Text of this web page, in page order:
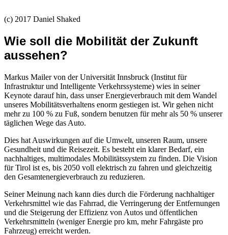
(c) 2017 Daniel Shaked
Wie soll die Mobilität der Zukunft
aussehen?
Markus Mailer von der Universität Innsbruck (Institut für
Infrastruktur und Intelligente Verkehrssysteme) wies in seiner
Keynote darauf hin, dass unser Energieverbrauch mit dem Wandel
unseres Mobilitätsverhaltens enorm gestiegen ist. Wir gehen nicht
mehr zu 100 % zu Fuß, sondern benutzen für mehr als 50 % unserer
täglichen Wege das Auto.
Dies hat Auswirkungen auf die Umwelt, unseren Raum, unsere
Gesundheit und die Reisezeit. Es besteht ein klarer Bedarf, ein
nachhaltiges, multimodales Mobilitätssystem zu finden. Die Vision
für Tirol ist es, bis 2050 voll elektrisch zu fahren und gleichzeitig
den Gesamtenergieverbrauch zu reduzieren.
Seiner Meinung nach kann dies durch die Förderung nachhaltiger
Verkehrsmittel wie das Fahrrad, die Verringerung der Entfernungen
und die Steigerung der Effizienz von Autos und öffentlichen
Verkehrsmitteln (weniger Energie pro km, mehr Fahrgäste pro
Fahrzeug) erreicht werden.